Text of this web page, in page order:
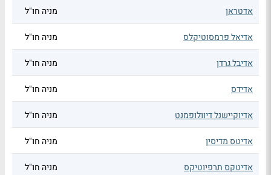
אדטראן מניה חו"ל
אדיאל פרמסוטיקלס מניה חו"ל
אדיבל גרדן מניה חו"ל
אדידס מניה חו"ל
אדיוקיישנל דיוולופמנט מניה חו"ל
אדיטס מדיסין מניה חו"ל
אדיטקס תרפיוטיקס מניה חו"ל